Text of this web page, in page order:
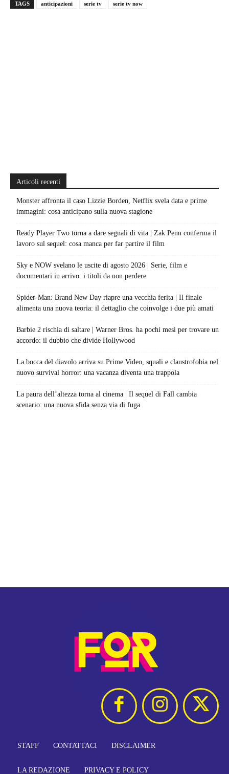
TAGS anticipazioni serie tv serie tv now
Articoli recenti
Monster affronta il caso Lizzie Borden, Netflix svela data e prime
immagini: cosa anticipano sulla nuova stagione
Ready Player Two torna a dare segnali di vita | Zak Penn conferma il
lavoro sul sequel: cosa manca per far partire il film
Sky e NOW svelano le uscite di agosto 2026 | Serie, film e
documentari in arrivo: i titoli da non perdere
Spider-Man: Brand New Day riapre una vecchia ferita | Il finale
alimenta una nuova teoria: il dettaglio che coinvolge i due più amati
Barbie 2 rischia di saltare | Warner Bros. ha pochi mesi per trovare un
accordo: il dubbio che divide Hollywood
La bocca del diavolo arriva su Prime Video, squali e claustrofobia nel
nuovo survival horror: una vacanza diventa una trappola
La paura dell’altezza torna al cinema | Il sequel di Fall cambia
scenario: una nuova sfida senza via di fuga
STAFF CONTATTACI DISCLAIMER
LA REDAZIONE PRIVACY E POLICY